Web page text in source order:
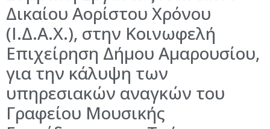
Δικαίου Αορίστου Χρόνου
(Ι.Δ.Α.Χ.), στην Κοινωφελή
Επιχείρηση Δήμου Αμαρουσίου,
για την κάλυψη των
υπηρεσιακών αναγκών του
Γραφείου Μουσικής